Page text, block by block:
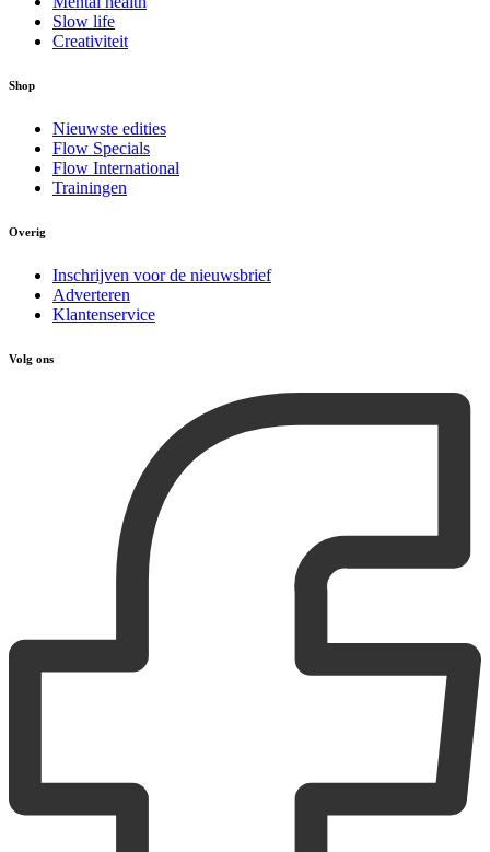
Slow life
Creativiteit
Shop
Nieuwste edities
Flow Specials
Flow International
Trainingen
Overig
Inschrijven voor de nieuwsbrief
Adverteren
Klantenservice
Volg ons